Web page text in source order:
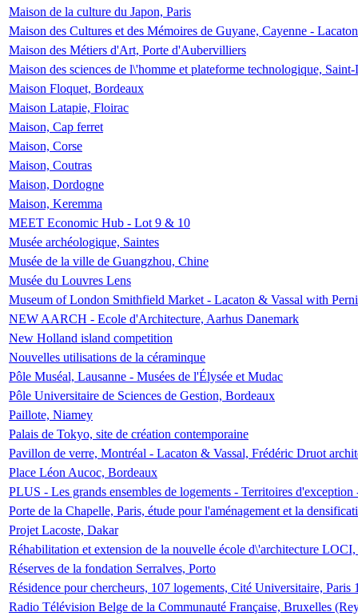
Maison de la culture du Japon, Paris
Maison des Cultures et des Mémoires de Guyane, Cayenne -
Maison des Métiers d'Art, Porte d'Aubervilliers
Maison des sciences de l\'homme et plateforme technologique,
Maison Floquet, Bordeaux
Maison Latapie, Floirac
Maison, Cap ferret
Maison, Corse
Maison, Coutras
Maison, Dordogne
Maison, Keremma
MEET Economic Hub - Lot 9 & 10
Musée archéologique, Saintes
Musée de la ville de Guangzhou, Chine
Musée du Louvres Lens
Museum of London Smithfield Market - Lacaton & Vassal with
NEW AARCH - Ecole d'Architecture, Aarhus Danemark
New Holland island competition
Nouvelles utilisations de la céraminque
Pôle Muséal, Lausanne - Musées de l'Élysée et Mudac
Pôle Universitaire de Sciences de Gestion, Bordeaux
Paillote, Niamey
Palais de Tokyo, site de création contemporaine
Pavillon de verre, Montréal - Lacaton & Vassal, Frédéric Druot
Place Léon Aucoc, Bordeaux
PLUS - Les grands ensembles de logements - Territoires
Porte de la Chapelle, Paris, étude pour l'aménagement et la
Projet Lacoste, Dakar
Réhabilitation et extension de la nouvelle école d\'architecture
Réserves de la fondation Serralves, Porto
Résidence pour chercheurs, 107 logements, Cité Universitaire, Paris
Radio Télévision Belge de la Communauté Française, Bruxelles